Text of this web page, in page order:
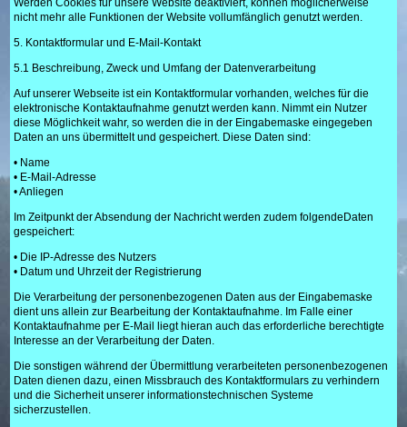
Werden Cookies für unsere Website deaktiviert, können möglicherweise
nicht mehr alle Funktionen der Website vollumfänglich genutzt werden.
5. Kontaktformular und E-Mail-Kontakt
5.1 Beschreibung, Zweck und Umfang der Datenverarbeitung
Auf unserer Webseite ist ein Kontaktformular vorhanden, welches für die
elektronische Kontaktaufnahme genutzt werden kann. Nimmt ein Nutzer
diese Möglichkeit wahr, so werden die in der Eingabemaske eingegeben
Daten an uns übermittelt und gespeichert. Diese Daten sind:
• Name
• E-Mail-Adresse
• Anliegen
Im Zeitpunkt der Absendung der Nachricht werden zudem folgendeDaten
gespeichert:
• Die IP-Adresse des Nutzers
• Datum und Uhrzeit der Registrierung
Die Verarbeitung der personenbezogenen Daten aus der Eingabemaske
dient uns allein zur Bearbeitung der Kontaktaufnahme. Im Falle einer
Kontaktaufnahme per E-Mail liegt hieran auch das erforderliche berechtigte
Interesse an der Verarbeitung der Daten.
Die sonstigen während der Übermittlung verarbeiteten personenbezogenen
Daten dienen dazu, einen Missbrauch des Kontaktformulars zu verhindern
und die Sicherheit unserer informationstechnischen Systeme
sicherzustellen.